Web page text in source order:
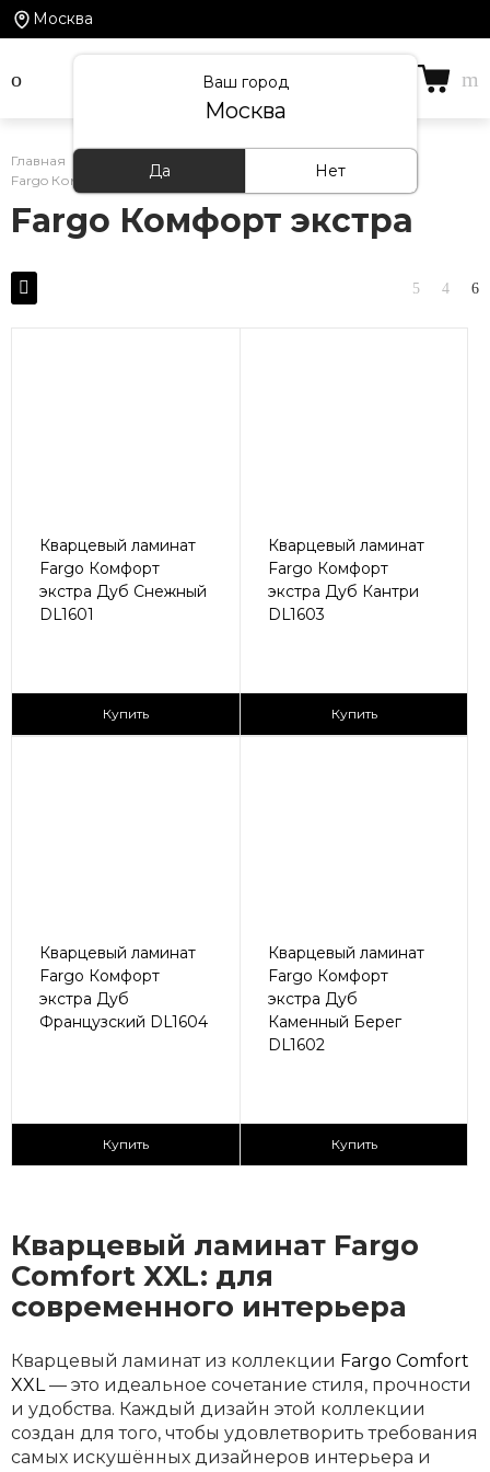
Москва
Ваш город
Москва
Да Нет
Главная Каталог товаров Кварцевый ламинат
Fargo Комфорт экстра
Fargo Комфорт экстра
Кварцевый ламинат
Fargo Комфорт
экстра Дуб Снежный
DL1601
2
Купить
Кварцевый ламинат
Fargo Комфорт
экстра Дуб Кантри
DL1603
2
Купить
Кварцевый ламинат
Fargo Комфорт
экстра Дуб
Французский DL1604
2
Купить
Кварцевый ламинат
Fargo Комфорт
экстра Дуб
Каменный Берег
DL1602
2
Купить
Кварцевый ламинат Fargo
Comfort XXL: для
современного интерьера
Кварцевый ламинат из коллекции Fargo Comfort
XXL— это идеальное сочетание стиля, прочности
и удобства. Каждый дизайн этой коллекции
создан для того, чтобы удовлетворить требования
самых искушённых дизайнеров интерьера и